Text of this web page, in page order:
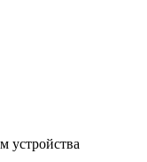
устройства